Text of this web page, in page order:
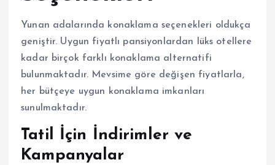
Yunan adalarında konaklama seçenekleri oldukça
geniştir. Uygun fiyatlı pansiyonlardan lüks otellere
kadar birçok farklı konaklama alternatifi
bulunmaktadır. Mevsime göre değişen fiyatlarla,
her bütçeye uygun konaklama imkanları
sunulmaktadır.
Tatil İçin İndirimler ve
Kampanyalar